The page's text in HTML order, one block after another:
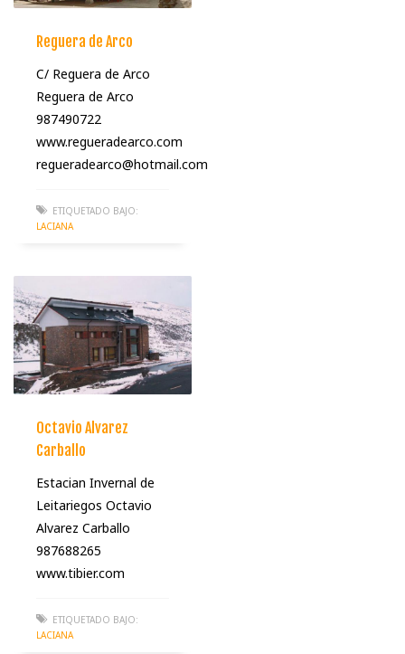
Reguera de Arco
C/ Reguera de Arco
Reguera de Arco
987490722
www.regueradearco.com
regueradearco@hotmail.com
ETIQUETADO BAJO:
LACIANA
Octavio Alvarez
Carballo
Estacian Invernal de
Leitariegos Octavio
Alvarez Carballo
987688265
www.tibier.com
ETIQUETADO BAJO:
LACIANA